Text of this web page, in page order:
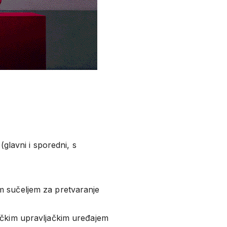
i sporedni, s
sučeljem za pretvaranje
upravljačkim uređajem